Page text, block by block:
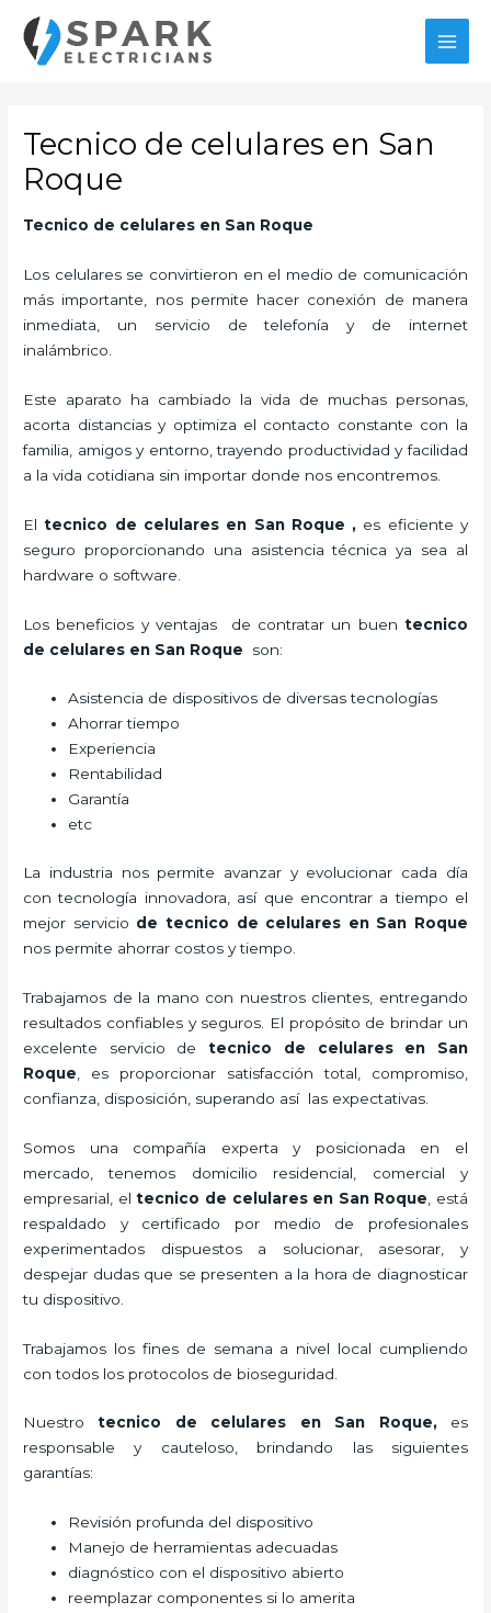
contenido
Tecnico de celulares en San
Roque
Tecnico de celulares en San Roque
Los celulares se convirtieron en el medio de comunicación
más importante, nos permite hacer conexión de manera
inmediata, un servicio de telefonía y de internet
inalámbrico.
Este aparato ha cambiado la vida de muchas personas,
acorta distancias y optimiza el contacto constante con la
familia, amigos y entorno, trayendo productividad y facilidad
a la vida cotidiana sin importar donde nos encontremos.
Eltecnico de celulares en San Roque , es eficiente y
seguro proporcionando una asistencia técnica ya sea al
hardware o software.
Los beneficios y ventajas de contratar un buen tecnico
de celulares en San Roque
son:
Asistencia de dispositivos de diversas tecnologías
Ahorrar tiempo
Experiencia
Rentabilidad
Garantía
etc
La industria nos permite avanzar y evolucionar cada día
con tecnología innovadora, así que encontrar a tiempo el
mejor servicio de tecnico de celulares en San Roque
nos permite ahorrar costos y tiempo.
Trabajamos de la mano con nuestros clientes, entregando
resultados confiables y seguros. El propósito de brindar un
excelente servicio detecnico de celulares en San
Roque , es proporcionar satisfacción total, compromiso,
confianza, disposición, superando así las expectativas.
Somos una compañía experta y posicionada en el
mercado, tenemos domicilio residencial, comercial y
empresarial, eltecnico de celulares en San Roque , está
respaldado y certificado por medio de profesionales
experimentados dispuestos a solucionar, asesorar, y
despejar dudas que se presenten a la hora de diagnosticar
tu dispositivo.
Trabajamos los fines de semana a nivel local cumpliendo
con todos los protocolos de bioseguridad.
Nuestrotecnico de celulares en San Roque, es
responsable y cauteloso, brindando las siguientes
garantías:
Revisión profunda del dispositivo
Manejo de herramientas adecuadas
diagnóstico con el dispositivo abierto
reemplazar componentes si lo amerita